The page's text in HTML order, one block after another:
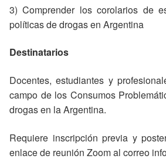
3) Comprender los corolarios de
políticas de drogas en Argentina
Destinatarios
Docentes, estudiantes y
campo de los Consumos
drogas en la Argentina.
Requiere inscripción previa y
enlace de reunión Zoom al correo